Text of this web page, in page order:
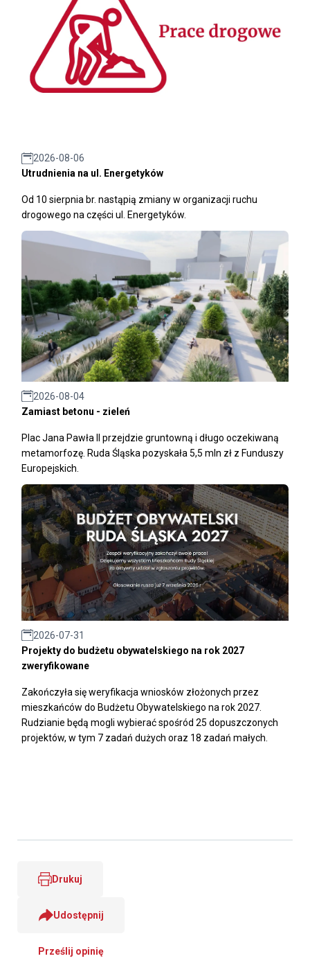
2026-08-06
Utrudnienia na ul. Energetyków
Od 10 sierpnia br. nastąpią zmiany w organizacji ruchu
drogowego na części ul. Energetyków.
2026-08-04
Zamiast betonu - zieleń
Plac Jana Pawła II przejdzie gruntowną i długo oczekiwaną
metamorfozę. Ruda Śląska pozyskała 5,5 mln zł z Funduszy
Europejskich.
2026-07-31
Projekty do budżetu obywatelskiego na rok 2027
zweryfikowane
Zakończyła się weryfikacja wniosków złożonych przez
mieszkańców do Budżetu Obywatelskiego na rok 2027.
Rudzianie będą mogli wybierać spośród 25 dopuszczonych
projektów, w tym 7 zadań dużych oraz 18 zadań małych.
Drukuj
Udostępnij
Prześlij opinię